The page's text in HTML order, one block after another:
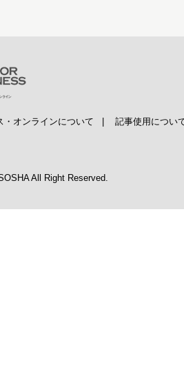
・オンラインについて 記事使用につい
All Right Reserved.